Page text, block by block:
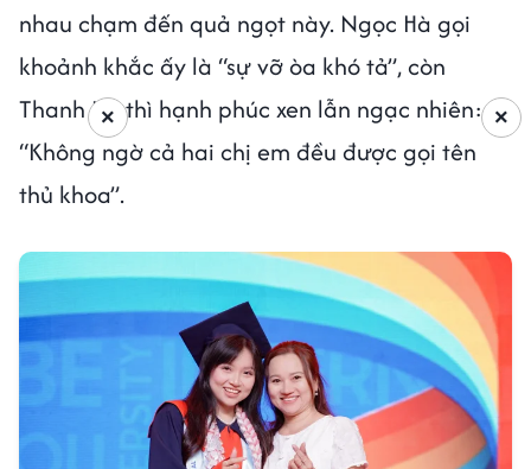
nhau chạm đến quả ngọt này. Ngọc Hà gọi
khoảnh khắc ấy là “sự vỡ òa khó tả”, còn
Thanh Hà thì hạnh phúc xen lẫn ngạc nhiên:
“Không ngờ cả hai chị em đều được gọi tên
thủ khoa”.
×
×